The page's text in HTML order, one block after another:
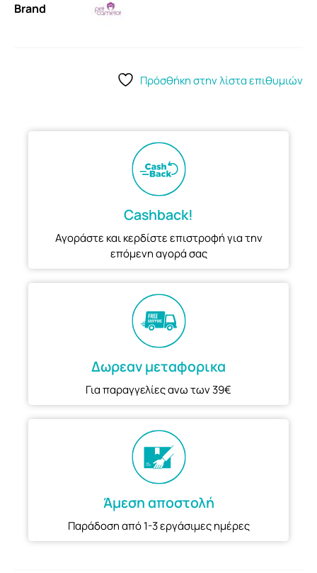
Brand
Πρόσθήκη στην λίστα επιθυμιών
Cashback!
Αγοράστε και κερδίστε επιστροφή για την
επόμενη αγορά σας
Δωρεαν μεταφορικα
Για παραγγελίες ανω των 39€
Άμεση αποστολή
Παράδοση από 1-3 εργάσιμες ημέρες